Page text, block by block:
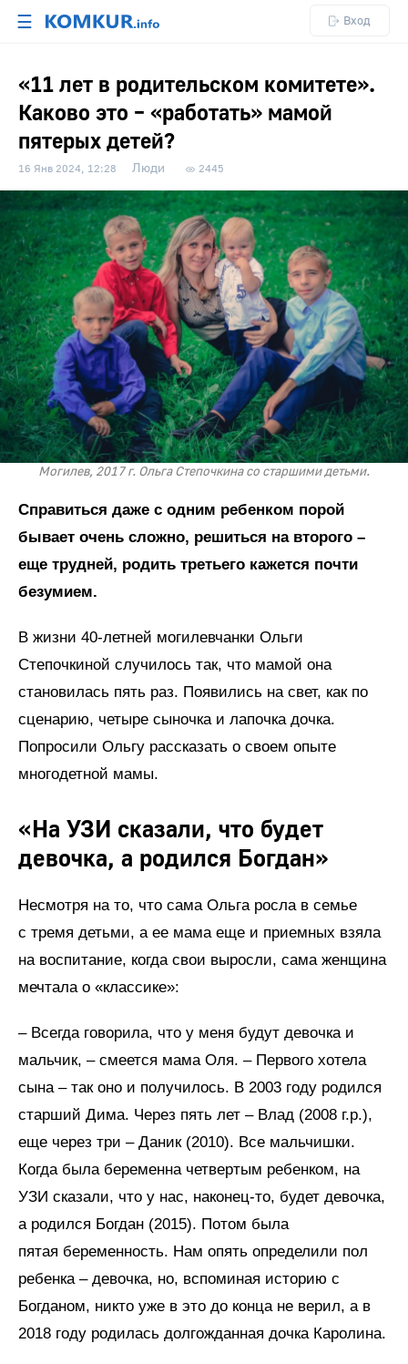
☰ Вход
«11 лет в родительском комитете».
Каково это – «работать» мамой
пятерых детей?
16 Янв 2024, 12:28 Люди 2445
Могилев, 2017 г. Ольга Степочкина со старшими детьми.
Справиться даже с одним ребенком порой
бывает очень сложно, решиться на второго –
еще трудней, родить третьего кажется почти
безумием.
В жизни 40-летней могилевчанки Ольги
Степочкиной случилось так, что мамой она
становилась пять раз. Появились на свет, как по
сценарию, четыре сыночка и лапочка дочка.
Попросили Ольгу рассказать о своем опыте
многодетной мамы.
«На УЗИ сказали, что будет
девочка, а родился Богдан»
Несмотря на то, что сама Ольга росла в семье
с тремя детьми, а ее мама еще и приемных взяла
на воспитание, когда свои выросли, сама женщина
мечтала о «классике»:
– Всегда говорила, что у меня будут девочка и
мальчик, – смеется мама Оля. – Первого хотела
сына – так оно и получилось. В 2003 году родился
старший Дима. Через пять лет – Влад (2008 г.р.),
еще через три – Даник (2010). Все мальчишки.
Когда была беременна четвертым ребенком, на
УЗИ сказали, что у нас, наконец-то, будет девочка,
а родился Богдан (2015). Потом была
пятая беременность. Нам опять определили пол
ребенка – девочка, но, вспоминая историю с
Богданом, никто уже в это до конца не верил, а в
2018 году родилась долгожданная дочка Каролина.